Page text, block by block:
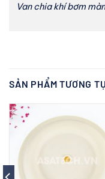
Van chia khí bơm
SẢN PHẨM TƯƠNG